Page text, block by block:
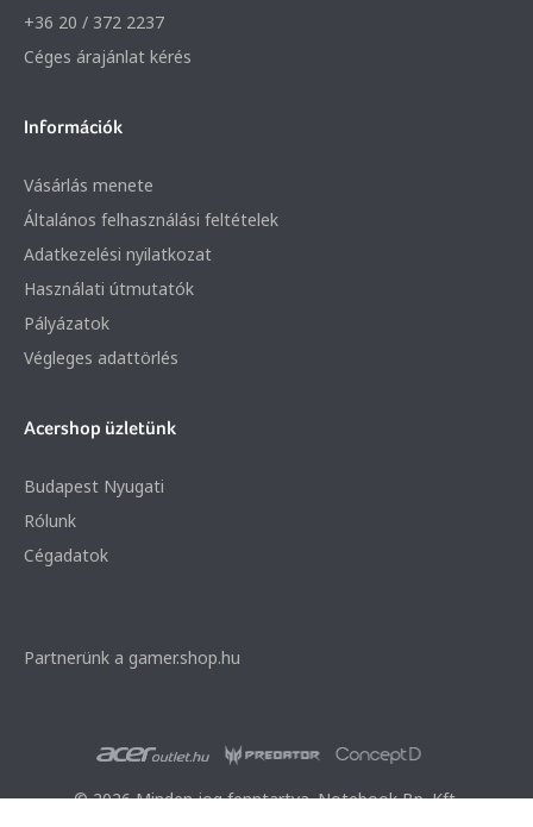
+36 20 / 372 2237
Céges árajánlat kérés
Információk
Vásárlás menete
Általános felhasználási feltételek
Adatkezelési nyilatkozat
Használati útmutatók
Pályázatok
Végleges adattörlés
Acershop üzletünk
Budapest Nyugati
Rólunk
Cégadatok
Partnerünk a gamer.shop.hu
© 2026 Minden jog fenntartva. Notebook Bp. Kft.